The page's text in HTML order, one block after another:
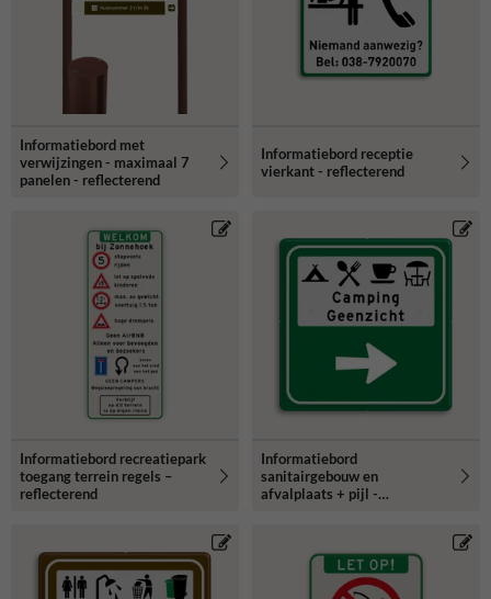
Informatiebord met
verwijzingen - maximaal 7
panelen - reflecterend
Informatiebord receptie
vierkant - reflecterend
Informatiebord recreatiepark
toegang terrein regels –
reflecterend
Informatiebord
sanitairgebouw en
afvalplaats + pijl -